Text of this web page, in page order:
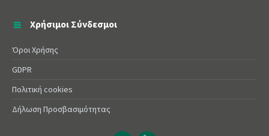
Χρήσιμοι Σύνδεσμοι
Όροι Χρήσης
GDPR
Πολιτική cookies
Δήλωση Προσβασιμότητας